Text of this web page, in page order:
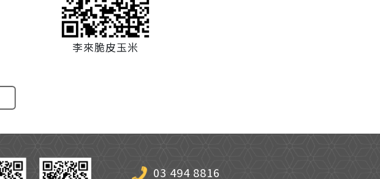
李來脆皮玉米
03 494 8816